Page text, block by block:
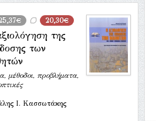
20,30€
της
των
μέθοδοι, προβλήματα,
Ι. Κασσωτάκης